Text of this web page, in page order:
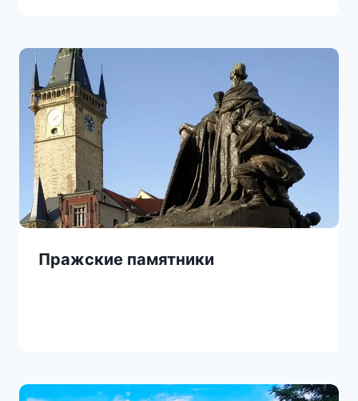
Пражские памятники